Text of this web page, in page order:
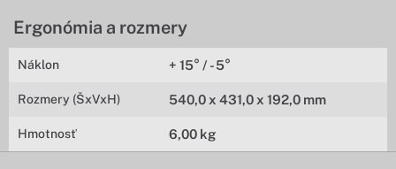
Ergonómia a rozmery
Náklon + 15° / - 5°
Rozmery (ŠxVxH) 540,0 x 431,0 x 192,0 mm
Hmotnosť 6,00 kg